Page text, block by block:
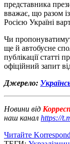
представника
вважає, що разом
Росією Україні
Чи
ще й автобусне
публікації статті
офіційний запит
Джерело:
Новини від
наш канал https://
Читайте